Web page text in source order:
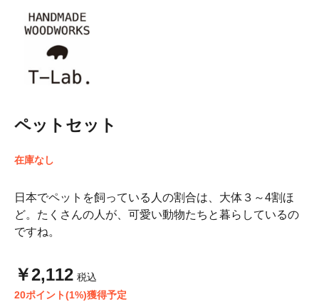
ペットセット
在庫なし
日本でペットを飼っている人の割合は、大体３～4割ほ
ど。たくさんの人が、可愛い動物たちと暮らしているの
ですね。
￥2,112 税込
20ポイント(1%)獲得予定